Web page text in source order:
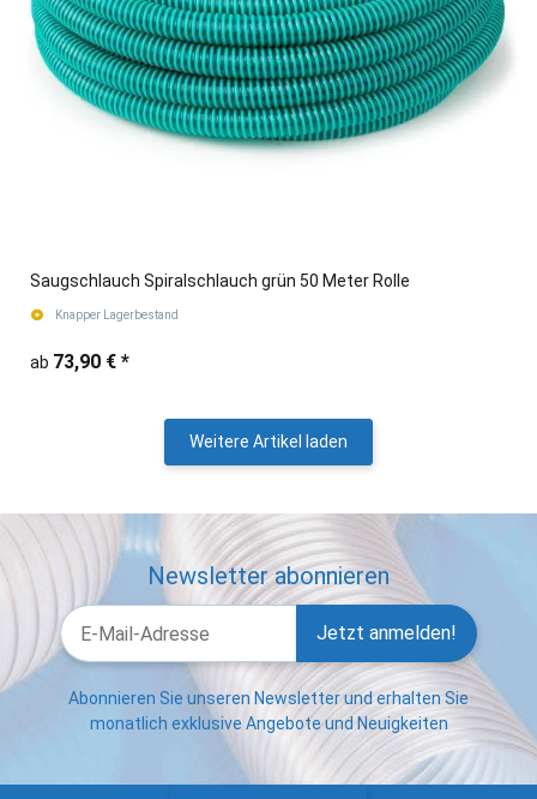
Saugschlauch Spiralschlauch grün 50 Meter Rolle
Knapper Lagerbestand
ab 73,90 € *
Weitere Artikel laden
Newsletter abonnieren
Jetzt anmelden!
Abonnieren Sie unseren Newsletter und erhalten Sie
monatlich exklusive Angebote und Neuigkeiten